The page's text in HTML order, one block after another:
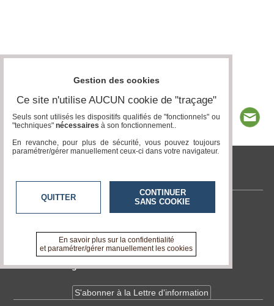
tvlocale.fr
Contactez-nous
A propos de tvlocale.fr
Devenir délégué
S'abonner à la Lettre d'information
Gestion des cookies
Ce site n'utilise AUCUN cookie de "traçage"
Seuls sont utilisés les dispositifs qualifiés de "fonctionnels" ou
"techniques" nécessaires à son fonctionnement..
En revanche, pour plus de sécurité, vous pouvez toujours
paramétrer/gérer manuellement ceux-ci dans votre navigateur.
QUITTER
CONTINUER
SANS COOKIE
En savoir plus sur la confidentialité
et paramétrer/gérer manuellement les cookies